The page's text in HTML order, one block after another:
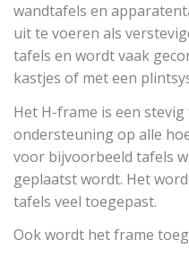
wandtafels en
uit te voeren als
tafels en wordt vaak
kastjes of met een
Het H-frame is een
ondersteuning op alle
voor bijvoorbeeld tafels
geplaatst wordt. Het
tafels veel toegepast.
Ook wordt het frame